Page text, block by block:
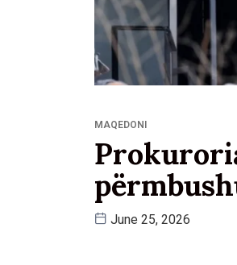
MAQEDONI
June 25, 2026